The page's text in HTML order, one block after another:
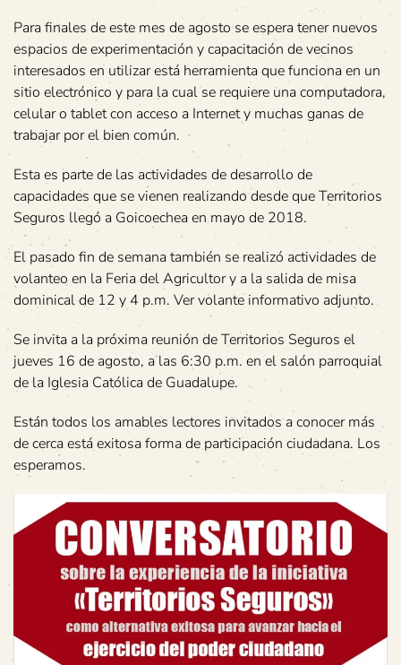
Para finales de este mes de agosto se espera tener nuevos
espacios de experimentación y capacitación de vecinos
interesados en utilizar está herramienta que funciona en un
sitio electrónico y para la cual se requiere una computadora,
celular o tablet con acceso a Internet y muchas ganas de
trabajar por el bien común.
Esta es parte de las actividades de desarrollo de
capacidades que se vienen realizando desde que Territorios
Seguros llegó a Goicoechea en mayo de 2018.
El pasado fin de semana también se realizó actividades de
volanteo en la Feria del Agricultor y a la salida de misa
dominical de 12 y 4 p.m. Ver volante informativo adjunto.
Se invita a la próxima reunión de Territorios Seguros el
jueves 16 de agosto, a las 6:30 p.m. en el salón parroquial
de la Iglesia Católica de Guadalupe.
Están todos los amables lectores invitados a conocer más
de cerca está exitosa forma de participación ciudadana. Los
esperamos.